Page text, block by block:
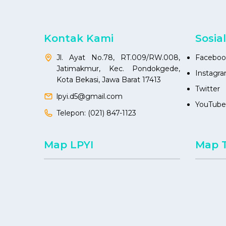
Kontak Kami
Jl. Ayat No.78, RT.009/RW.008,
Jatimakmur, Kec. Pondokgede,
Kota Bekasi, Jawa Barat 17413
lpyi.d5@gmail.com
Telepon: (021) 847-1123
Twitter
YouTube
Map LPYI Map